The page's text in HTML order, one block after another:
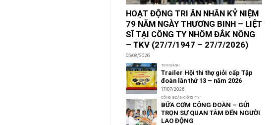
HOẠT ĐỘNG TRI ÂN NHÂN KỶ NIỆM
79 NĂM NGÀY THƯƠNG BINH – LIỆT
SĨ TẠI CÔNG TY NHÔM ĐẮK NÔNG
– TKV (27/7/1947 – 27/7/2026)
05/08/2026
TIN NGÀNH
Trailer Hội thi thợ giỏi cấp Tập
đoàn lần thứ 13 – năm 2026
17/07/2026
CÔNG ĐOÀN CÔNG TY
BỮA CƠM CÔNG ĐOÀN – GỬI
TRỌN SỰ QUAN TÂM ĐẾN NGƯỜI
LAO ĐỘNG